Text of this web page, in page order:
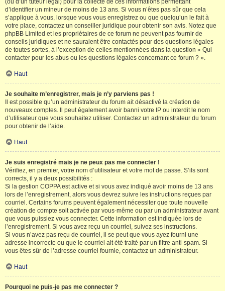
(ou d’un tuteur légal) pour la collecte de ces informations permettant
d’identifier un mineur de moins de 13 ans. Si vous n’êtes pas sûr que cela
s’applique à vous, lorsque vous vous enregistrez ou que quelqu’un le fait à
votre place, contactez un conseiller juridique pour obtenir son avis. Notez que
phpBB Limited et les propriétaires de ce forum ne peuvent pas fournir de
conseils juridiques et ne sauraient être contactés pour des questions légales
de toutes sortes, à l’exception de celles mentionnées dans la question « Qui
contacter pour les abus ou les questions légales concernant ce forum ? ».
Haut
Je souhaite m’enregistrer, mais je n’y parviens pas !
Il est possible qu’un administrateur du forum ait désactivé la création de
nouveaux comptes. Il peut également avoir banni votre IP ou interdit le nom
d’utilisateur que vous souhaitez utiliser. Contactez un administrateur du forum
pour obtenir de l’aide.
Haut
Je suis enregistré mais je ne peux pas me connecter !
Vérifiez, en premier, votre nom d’utilisateur et votre mot de passe. S’ils sont
corrects, il y a deux possibilités :
Si la gestion COPPA est active et si vous avez indiqué avoir moins de 13 ans
lors de l’enregistrement, alors vous devrez suivre les instructions reçues par
courriel. Certains forums peuvent également nécessiter que toute nouvelle
création de compte soit activée par vous-même ou par un administrateur avant
que vous puissiez vous connecter. Cette information est indiquée lors de
l’enregistrement. Si vous avez reçu un courriel, suivez ses instructions.
Si vous n’avez pas reçu de courriel, il se peut que vous ayez fourni une
adresse incorrecte ou que le courriel ait été traité par un filtre anti-spam. Si
vous êtes sûr de l’adresse courriel fournie, contactez un administrateur.
Haut
Pourquoi ne puis-je pas me connecter ?